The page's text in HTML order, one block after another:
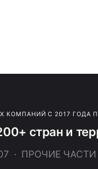
КОМПАНИЙ С 2017 ГОДА
стран и
· ПРОЧИЕ ЧАСТИ